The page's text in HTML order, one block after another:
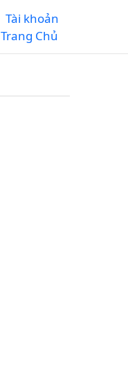
Tài khoản
Trang Chủ